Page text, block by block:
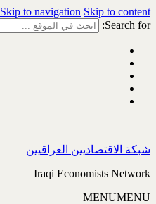
Skip to navigation Skip to content
Search for:
شبكة الاقتصاديين العراقيين
Iraqi Economists Network
MENUMENU